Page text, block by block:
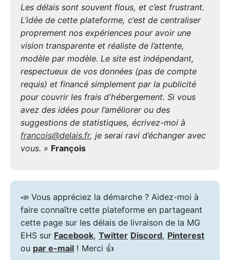
Les délais sont souvent flous, et c’est frustrant.
L’idée de cette plateforme, c’est de centraliser
proprement nos expériences pour avoir une
vision transparente et réaliste de l’attente,
modèle par modèle. Le site est indépendant,
respectueux de vos données (pas de compte
requis) et financé simplement par la publicité
pour couvrir les frais d'hébergement. Si vous
avez des idées pour l’améliorer ou des
suggestions de statistiques, écrivez-moi à
francois@delais.fr, je serai ravi d’échanger avec
vous. » François
📣 Vous appréciez la démarche ? Aidez-moi à
faire connaître cette plateforme en partageant
cette page sur les délais de livraison de la MG
EHS sur Facebook, Twitter Discord, Pinterest
ou par e-mail ! Merci 👍